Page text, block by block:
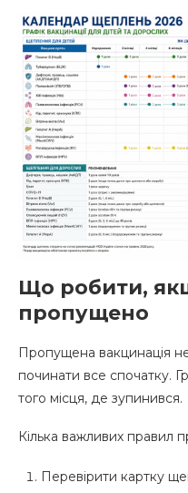
Що робити,
пропущено
Пропущена вакцинація
починати все спочатку.
того місця, де зупинився.
Кілька важливих правил
Перевірити картку